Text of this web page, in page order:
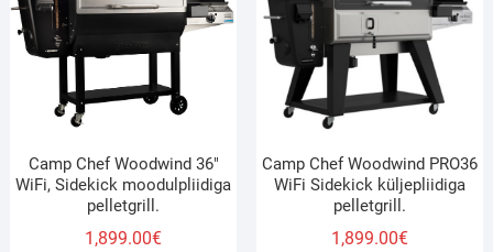
Camp Chef Woodwind 36″
WiFi, Sidekick moodulpliidiga
pelletgrill.
1,899.00€
Camp Chef Woodwind PRO36
WiFi Sidekick küljepliidiga
pelletgrill.
1,899.00€